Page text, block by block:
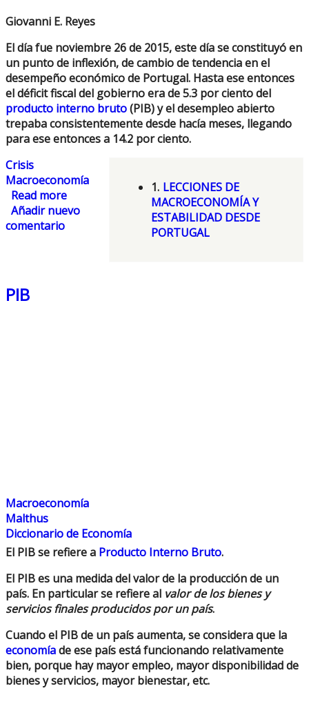
Giovanni E. Reyes
El día fue noviembre 26 de 2015, este día se constituyó en
un punto de inflexión, de cambio de tendencia en el
desempeño económico de Portugal. Hasta ese entonces
el déficit fiscal del gobierno era de 5.3 por ciento del
producto interno bruto(PIB) y el desempleo abierto
trepaba consistentemente desde hacía meses, llegando
para ese entonces a 14.2 por ciento.
1. LECCIONES DE
MACROECONOMÍA Y
ESTABILIDAD DESDE
PORTUGAL
Crisis
Macroeconomía
Read more about Economía de Portugal
Añadir nuevo
comentario
PIB
Macroeconomía
Malthus
Diccionario de Economía
El PIBse refiere a Producto Interno Bruto.
El PIB es una medida del valor de la producción de un
país. En particular se refiere al valor de los bienes y
servicios finales producidos por un país.
Cuando el PIB de un país aumenta, se considera que la
economíade ese país está funcionando relativamente
bien, porque hay mayor empleo, mayor disponibilidad de
bienes y servicios, mayor bienestar, etc.